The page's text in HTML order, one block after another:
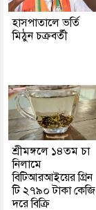
হাসপাতালে ভর্তি
মিঠুন চক্রবর্তী
শ্রীমঙ্গলে ১৪তম চা
নিলামে
বিটিআরআইয়ের গ্রিন
টি ২৭৯০ টাকা কেজি
দরে বিক্রি